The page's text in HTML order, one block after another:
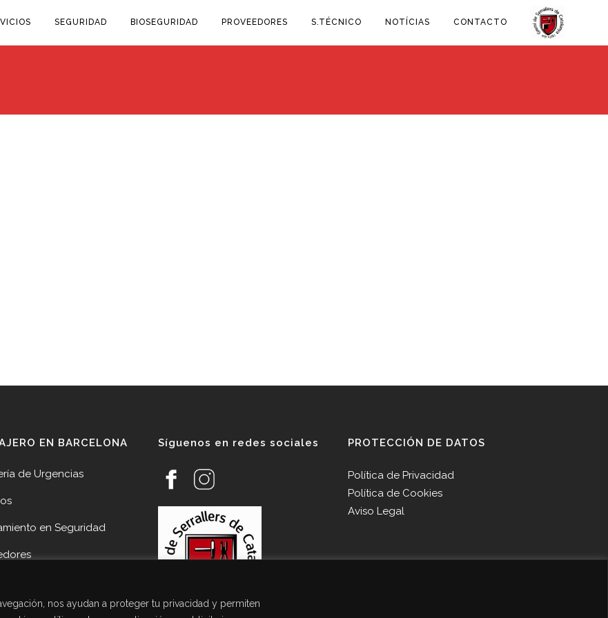
nos ayudan a proteger tu privacidad y permiten
SEGURIDAD BIOSEGURIDAD PROVEEDORES S.TÉCNICO NOTÍCIAS CONTACTO
EN BARCELONA
de Urgencias
en Seguridad
Cerrajería Sant Joan
Síguenos en redes sociales PROTECCIÓN DE DATOS
Política de Privacidad
Política de Cookies
Aviso Legal